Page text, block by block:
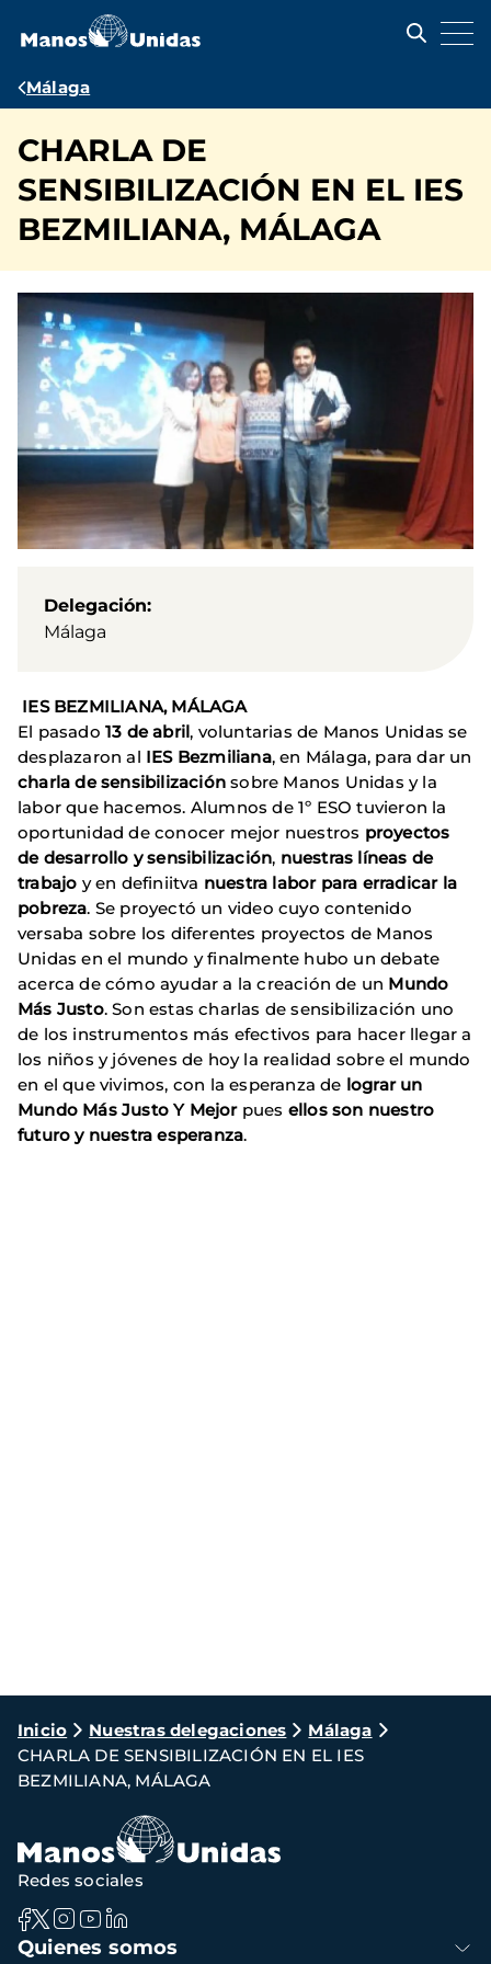
contenido
Ruta
navegación
Málaga
CHARLA DE
SENSIBILIZACIÓN EN EL IES
BEZMILIANA, MÁLAGA
Delegación
Málaga
IES BEZMILIANA, MÁLAGA
El pasado 13 de abril, voluntarias de Manos Unidas se
desplazaron al IES Bezmiliana, en Málaga, para dar un
charla de sensibilización sobre Manos Unidas y la
labor que hacemos. Alumnos de 1º ESO tuvieron la
oportunidad de conocer mejor nuestros proyectos
de desarrollo y sensibilización, nuestras líneas de
trabajo y en definiitva nuestra labor para erradicar la
pobreza. Se proyectó un video cuyo contenido
versaba sobre los diferentes proyectos de Manos
Unidas en el mundo y finalmente hubo un debate
acerca de cómo ayudar a la creación de un Mundo
Más Justo. Son estas charlas de sensibilización uno
de los instrumentos más efectivos para hacer llegar a
los niños y jóvenes de hoy la realidad sobre el mundo
en el que vivimos, con la esperanza de lograr un
Mundo Más Justo Y Mejorpues ellos son nuestro
futuro y nuestra esperanza.
Ruta
de
navegación
Inicio Nuestras delegaciones
Málaga
CHARLA DE SENSIBILIZACIÓN EN EL IES
BEZMILIANA, MÁLAGA
Navegación
Quienes somos
Redes sociales